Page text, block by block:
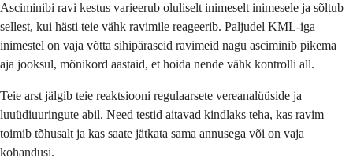
Asciminibi ravi kestus varieerub oluliselt inimeselt inimesele ja sõltub
sellest, kui hästi teie vähk ravimile reageerib. Paljudel KML-iga
inimestel on vaja võtta sihipäraseid ravimeid nagu asciminib pikema
aja jooksul, mõnikord aastaid, et hoida nende vähk kontrolli all.
Teie arst jälgib teie reaktsiooni regulaarsete vereanalüüside ja
luuüdiuuringute abil. Need testid aitavad kindlaks teha, kas ravim
toimib tõhusalt ja kas saate jätkata sama annusega või on vaja
kohandusi.